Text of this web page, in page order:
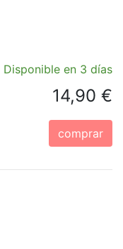
Disponible en 3 días
14,90 €
comprar